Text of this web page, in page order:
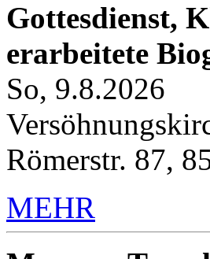
Gottesdienst,
erarbeitete
So, 9.8.2026
Römerstr. 87,
MEHR